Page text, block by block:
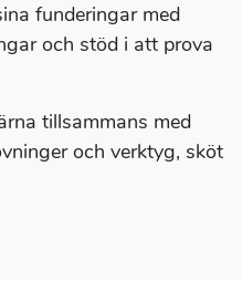
funderingar med
och stöd i att prova
tillsammans med
och verktyg, sköt